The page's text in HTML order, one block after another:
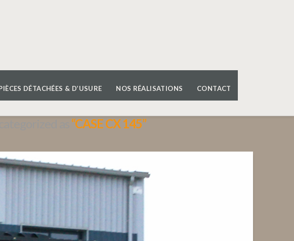
DÉTACHÉES & D’USURE NOS RÉALISATIONS CONTACT
“CASE CX 145”